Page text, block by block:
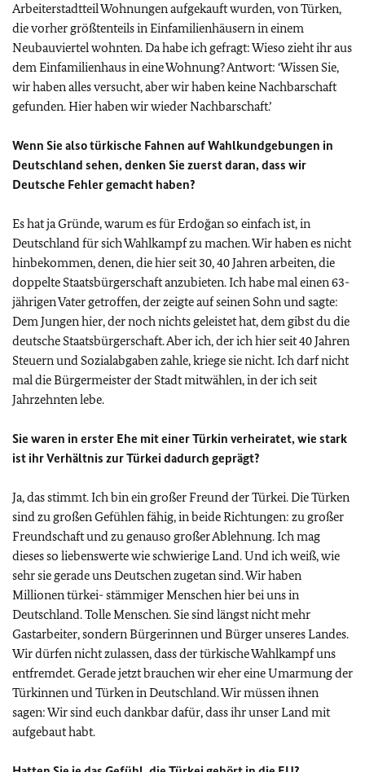
Arbeiterstadtteil Wohnungen aufgekauft wurden, von Türken,
die vorher größtenteils in Einfamilienhäusern in einem
Neubauviertel wohnten. Da habe ich gefragt: Wieso zieht ihr aus
dem Einfamilienhaus in eine Wohnung? Antwort: ‘Wissen Sie,
wir haben alles versucht, aber wir haben keine Nachbarschaft
gefunden. Hier haben wir wieder Nachbarschaft.’
Wenn Sie also türkische Fahnen auf Wahlkundgebungen in
Deutschland sehen, denken Sie zuerst daran, dass wir
Deutsche Fehler gemacht haben?
Es hat ja Gründe, warum es für Erdoğan so einfach ist, in
Deutschland für sich Wahlkampf zu machen. Wir haben es nicht
hinbekommen, denen, die hier seit 30, 40 Jahren arbeiten, die
doppelte Staatsbürgerschaft anzubieten. Ich habe mal einen 63-
jährigen Vater getroffen, der zeigte auf seinen Sohn und sagte:
Dem Jungen hier, der noch nichts geleistet hat, dem gibst du die
deutsche Staatsbürgerschaft. Aber ich, der ich hier seit 40 Jahren
Steuern und Sozialabgaben zahle, kriege sie nicht. Ich darf nicht
mal die Bürgermeister der Stadt mitwählen, in der ich seit
Jahrzehnten lebe.
Sie waren in erster Ehe mit einer Türkin verheiratet, wie stark
ist ihr Verhältnis zur Türkei dadurch geprägt?
Ja, das stimmt. Ich bin ein großer Freund der Türkei. Die Türken
sind zu großen Gefühlen fähig, in beide Richtungen: zu großer
Freundschaft und zu genauso großer Ablehnung. Ich mag
dieses so liebenswerte wie schwierige Land. Und ich weiß, wie
sehr sie gerade uns Deutschen zugetan sind. Wir haben
Millionen türkei- stämmiger Menschen hier bei uns in
Deutschland. Tolle Menschen. Sie sind längst nicht mehr
Gastarbeiter, sondern Bürgerinnen und Bürger unseres Landes.
Wir dürfen nicht zulassen, dass der türkische Wahlkampf uns
entfremdet. Gerade jetzt brauchen wir eher eine Umarmung der
Türkinnen und Türken in Deutschland. Wir müssen ihnen
sagen: Wir sind euch dankbar dafür, dass ihr unser Land mit
aufgebaut habt.